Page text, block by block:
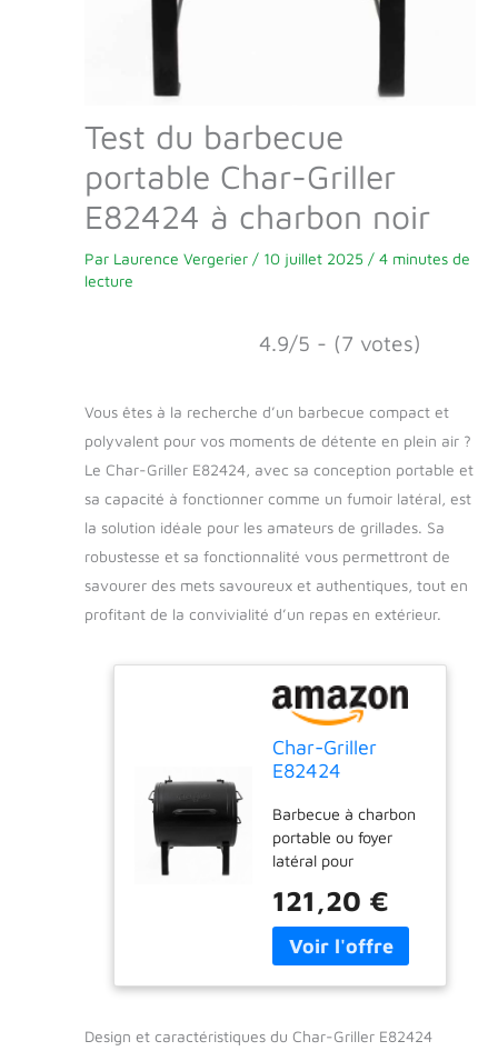
Test du barbecue
portable Char-Griller
E82424 à charbon noir
Par Laurence Vergerier / 10 juillet 2025 / 4 minutes de
lecture
4.9/5 - (7 votes)
Vous êtes à la recherche d’un barbecue compact et
polyvalent pour vos moments de détente en plein air ?
Le Char-Griller E82424, avec sa conception portable et
sa capacité à fonctionner comme un fumoir latéral, est
la solution idéale pour les amateurs de grillades. Sa
robustesse et sa fonctionnalité vous permettront de
savourer des mets savoureux et authentiques, tout en
profitant de la convivialité d’un repas en extérieur.
Char-Griller
E82424
charbon
portable pour
fumoir latéral
Noir
Barbecue à charbon
portable ou foyer
latéral pour
grilles Char-Griller
pour fumer offset de
style Texas 250 cm².
fumer pour une
121,20 €
Design et caractéristiques du Char-Griller E82424